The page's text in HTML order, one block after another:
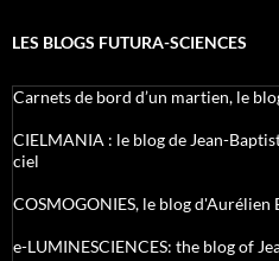
LES BLOGS FUTURA-SCIENCES
Carnets de bord d’un martien, le
CIELMANIA : le blog de Jean-
ciel
COSMOGONIES, le blog d'Aurélien
e-LUMINESCIENCES: the blog of